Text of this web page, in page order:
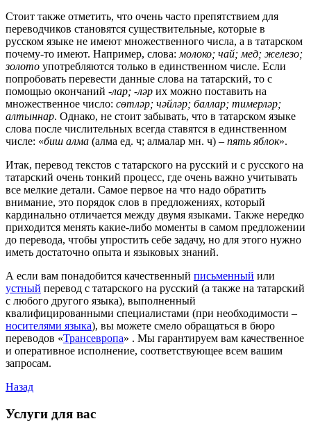
Стоит также отметить, что очень часто препятствием для
переводчиков становятся существительные, которые в
русском языке не имеют множественного числа, а в татарском
почему-то имеют. Например, слова: молоко; чай; мед; железо;
золото употребляются только в единственном числе. Если
попробовать перевести данные слова на татарский, то с
помощью окончаний -лар; -ләр их можно поставить на
множественное число: сөтләр; чәйләр; баллар; тимерләр;
алтыннар. Однако, не стоит забывать, что в татарском языке
слова после числительных всегда ставятся в единственном
числе: «биш алма (алма ед. ч; алмалар мн. ч) – пять яблок».
Итак, перевод текстов с татарского на русский и с русского на
татарский очень тонкий процесс, где очень важно учитывать
все мелкие детали. Самое первое на что надо обратить
внимание, это порядок слов в предложениях, который
кардинально отличается между двумя языками. Также нередко
приходится менять какие-либо моменты в самом предложении
до перевода, чтобы упростить себе задачу, но для этого нужно
иметь достаточно опыта и языковых знаний.
А если вам понадобится качественный письменный или
устный перевод с татарского на русский (а также на татарский
с любого другого языка), выполненный
квалифицированными специалистами (при необходимости –
носителями языка), вы можете смело обращаться в бюро
переводов «Трансевропа» . Мы гарантируем вам качественное
и оперативное исполнение, соответствующее всем вашим
запросам.
Назад
Услуги для вас